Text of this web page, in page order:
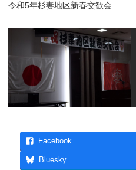
令和5年杉妻地区新春交歓会
Facebook
Bluesky